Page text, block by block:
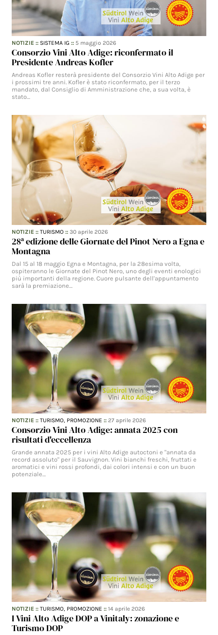
NOTIZIE :: SISTEMA IG :: 5 maggio 2026
Consorzio Vini Alto Adige: riconfermato il
Presidente Andreas Kofler
Andreas Kofler resterà presidente del Consorzio Vini Alto Adige per
i prossimi tre anni. Kofler è stato riconfermato, per il terzo
mandato, dal Consiglio di Amministrazione che, a sua volta, è
stato…
NOTIZIE ::TURISMO ::30 aprile 2026
28ª edizione delle Giornate del Pinot Nero a Egna e
Montagna
Dal 15 al 18 maggio Egna e Montagna, per la 28esima volta,
ospiteranno le Giornate del Pinot Nero, uno degli eventi enologici
più importanti della regione. Cuore pulsante dell'appuntamento
sarà la premiazione…
NOTIZIE ::TURISMO, PROMOZIONE ::27 aprile 2026
Consorzio Vini Alto Adige: annata 2025 con
risultati d'eccellenza
Grande annata 2025 per i vini Alto Adige autoctoni e "annata da
record assoluto" per il Sauvignon. Vini bianchi freschi, fruttati e
aromatici e vini rossi profondi, dai colori intensi e con un buon
potenziale…
NOTIZIE ::TURISMO, PROMOZIONE ::14 aprile 2026
I Vini Alto Adige DOP a Vinitaly: zonazione e
Turismo DOP